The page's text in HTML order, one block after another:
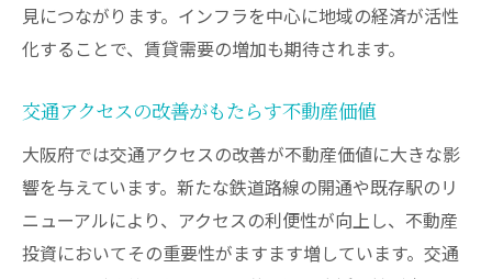
見につながります。インフラを中心に地域の経済が活性
化することで、賃貸需要の増加も期待されます。
交通アクセスの改善がもたらす不動産価値
大阪府では交通アクセスの改善が不動産価値に大きな影
響を与えています。新たな鉄道路線の開通や既存駅のリ
ニューアルにより、アクセスの利便性が向上し、不動産
投資においてその重要性がますます増しています。交通